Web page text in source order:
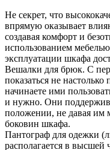
Не секрет, что
впрямую оказывает
создавая комфорт и
использованием
эксплуатации шкафа
Вешалки для брюк. С
показаться не
начинаете ими
и нужно. Они
положении, не давая им
боковин шкафа.
Пантограф для одежки
располагается в высшей